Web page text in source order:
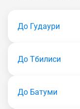
До Гудаури
До Тбилиси
До Батуми